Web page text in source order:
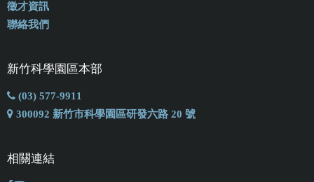
徵才資訊
聯絡我們
新竹科學園區本部
(03) 577-9911
300092 新竹市科學園區研發六路 20 號
相關連結